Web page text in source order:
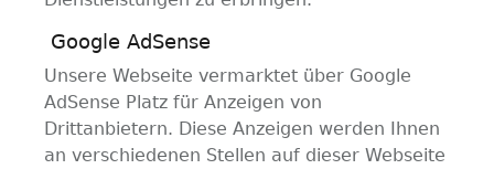
Google AdSense
Unsere Webseite vermarktet über Google
AdSense Platz für Anzeigen von
Drittanbietern. Diese Anzeigen werden Ihnen
an verschiedenen Stellen auf dieser Webseite